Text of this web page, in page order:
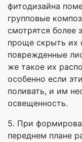
фитодизайна
групповые
смотрятся более
проще скрыть их
поврежденные
же такое их
особенно если
поливать, и им
освещенность.
5. При
переднем плане